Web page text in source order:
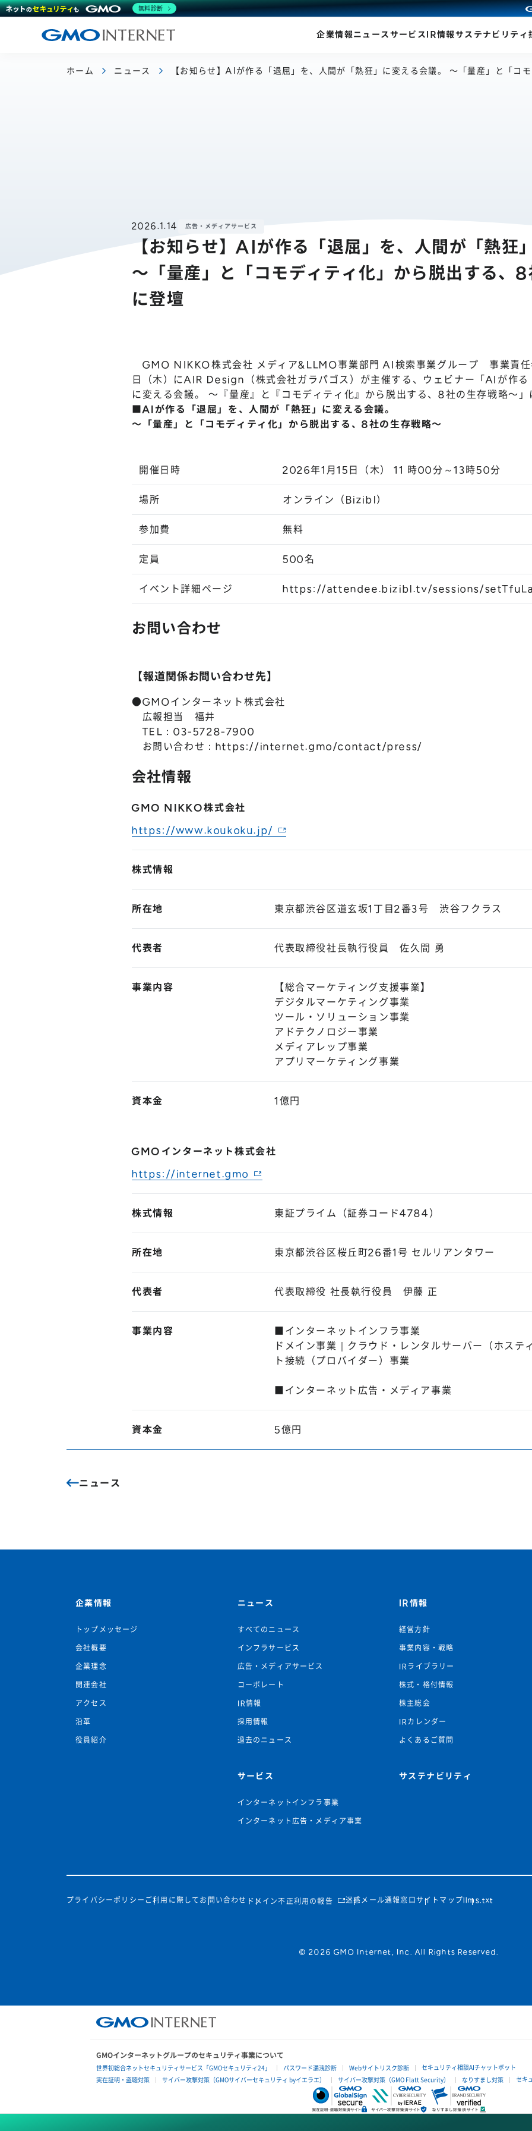
企業情報ニュースサービス IR情報サステナビリティ
ホーム ニュース 【お知らせ】AIが作る「退屈」を、人間が「熱狂」に変える会議。 〜「量産」と「コ
2026.1.14 広告・メディアサービス
【お知らせ】AIが作る「退屈」を、人間が「熱狂
〜「量産」と「コモディティ化」から脱出する、
に登壇
GMO NIKKO株式会社 メディア&LLMO事業部門 AI検索事業グループ 事業責
日（木）にAIR Design（株式会社ガラパゴス）が主催する、ウェビナー「AIが作る
に変える会議。 〜『量産』と『コモディティ化』から脱出する、8社の生存戦略〜」
■AIが作る「退屈」を、人間が「熱狂」に変える会議。
〜「量産」と「コモディティ化」から脱出する、8社の生存戦略〜
開催日時 2026年1月15日（木） 11 時00分～13時50分
場所 オンライン（Bizibl）
参加費 無料
定員 500名
イベント詳細ページ https://attendee.bizibl.tv/sessions/
お問い合わせ
【報道関係お問い合わせ先】
●GMOインターネット株式会社
広報担当 福井
TEL：03-5728-7900
お問い合わせ： https://internet.gmo/contact/press/
会社情報
GMO NIKKO株式会社
https://www.koukoku.jp/
株式情報
所在地 東京都渋谷区道玄坂1丁目2番3号 渋谷フクラス
代表者 代表取締役社長執行役員 佐久間 勇
事業内容
【総合マーケティング支援事業】
デジタルマーケティング事業
ツール・ソリューション事業
アドテクノロジー事業
メディアレップ事業
アプリマーケティング事業
資本金 1億円
GMOインターネット株式会社
https://internet.gmo
株式情報 東証プライム（証券コード4784）
所在地 東京都渋谷区桜丘町26番1号 セルリアンタワー
代表者 代表取締役 社長執行役員 伊藤 正
事業内容
■インターネットインフラ事業
ドメイン事業｜クラウド・レンタルサーバー（ホステ
ト接続（プロバイダー）事業
■インターネット広告・メディア事業
資本金 5億円
ニュース
企業情報
トップメッセージ
会社概要
企業理念
関連会社
アクセス
沿革
役員紹介
ニュース
すべてのニュース
インフラサービス
広告・メディアサービス
コーポレート
IR情報
採用情報
過去のニュース
サービス
インターネットインフラ事業
インターネット広告・メディア事業
IR情報
経営方針
事業内容・戦略
IRライブラリー
株式・格付情報
株主総会
IRカレンダー
よくあるご質問
サステナビリティ
プライバシーポリシー ご利用に際して お問い合わせ ドメイン不正利用の報告 迷惑メール通報窓口 サイトマップ llms.txt
© 2026 GMO Internet, Inc. All Rights Reserved.
GMOインターネットグループのセキュリティ事業について
世界初総合ネットセキュリティサービス「GMOセキュリティ24」 パスワード漏洩診断 Webサイトリスク診断
セキュリティ相談AIチャットボット
実在証明・盗聴対策
サイバー攻撃対策（GMOサイバーセキュリティ byイエラエ） サイバー攻撃対策（GMO Flatt Security） なりすまし対策 セキ
無料診断